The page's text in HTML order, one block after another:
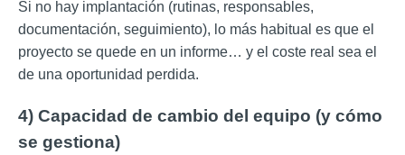
Si no hay implantación (rutinas, responsables,
documentación, seguimiento), lo más habitual es que el
proyecto se quede en un informe… y el coste real sea el
de una oportunidad perdida.
4) Capacidad de cambio del equipo (y cómo
se gestiona)